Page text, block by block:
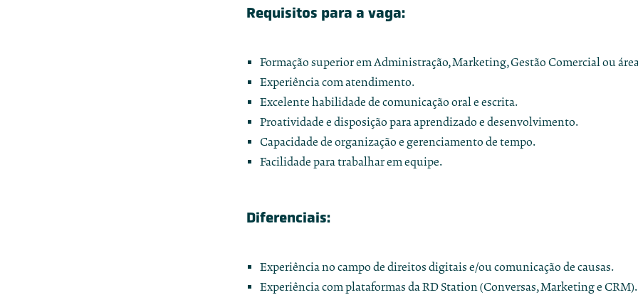
Requisitos para a vaga:
Formação superior em Administração, Marketing, Gestão Comercial ou
Experiência com atendimento.
Excelente habilidade de comunicação oral e escrita.
Proatividade e disposição para aprendizado e desenvolvimento.
Capacidade de organização e gerenciamento de tempo.
Facilidade para trabalhar em equipe.
Diferenciais:
Experiência no campo de direitos digitais e/ou comunicação de causas.
Experiência com plataformas da RD Station (Conversas, Marketing e CRM).